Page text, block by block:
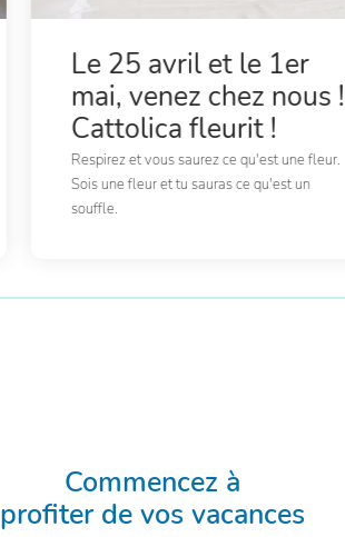
Le 25 avril et le 1er
mai, venez chez nous !
Cattolica fleurit !
Respirez et vous saurez ce qu'est une fleur.
Sois une fleur et tu sauras ce qu'est un
souffle.
Commencez à
profiter de vos vacances